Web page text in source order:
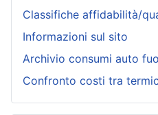
Classifiche affidabilità/
Informazioni sul sito
Archivio consumi auto
Confronto costi tra